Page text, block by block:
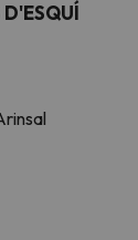
D'ESQUÍ